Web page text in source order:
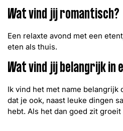
Wat vind jij romantisch?
Een relaxte avond met een
eten als thuis.
Wat vind jij belangrijk in
Ik vind het met name belangrijk
dat je ook, naast leuke dingen
hebt. Als het dan goed zit